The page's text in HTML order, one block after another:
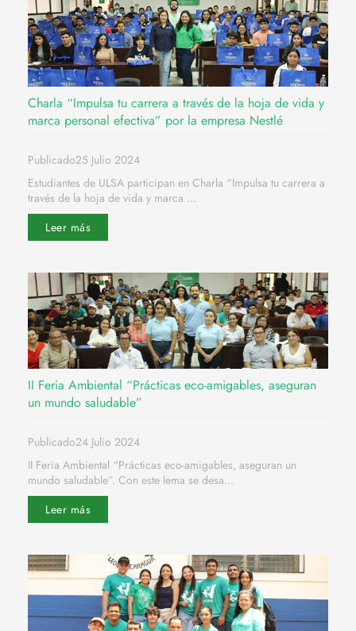
Charla “Impulsa tu carrera a través de la hoja de vida y
marca personal efectiva” por la empresa Nestlé
Publicado25 Julio 2024
Estudiantes de ULSA participan en Charla “Impulsa tu carrera a
través de la hoja de vida y marca ...
Leer más
II Feria Ambiental “Prácticas eco-amigables, aseguran
un mundo saludable”
Publicado24 Julio 2024
II Feria Ambiental “Prácticas eco-amigables, aseguran un
mundo saludable”. Con este lema se desa...
Leer más